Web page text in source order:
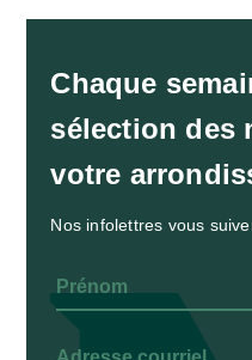
Chaque
sélection des
votre
Nos infolettres vous